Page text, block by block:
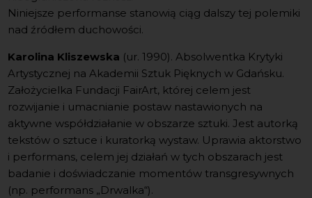
Niniejsze performanse stanowią ciąg dalszy tej polemiki
nad źródłem duchowości.
Karolina Kliszewska (ur. 1990). Absolwentka Krytyki
Artystycznej na Akademii Sztuk Pięknych w Gdańsku.
Założycielka Fundacji FairArt, której celem jest
rozwijanie i umacnianie postaw nastawionych na
aktywne współdziałanie w obszarze sztuki. Jest autorką
tekstów o sztuce i kuratorką wystaw. Uprawia aktorstwo
i performans, celem jej działań w tych obszarach jest
badanie i doświadczanie momentów transgresywnych
(np. performans „Drwalka“).